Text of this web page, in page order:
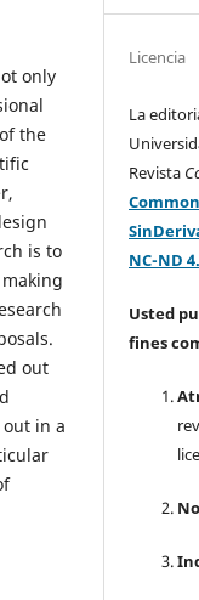
only
the
is to
out
in a
Licencia
La
Revista
NC-ND
Usted
fines